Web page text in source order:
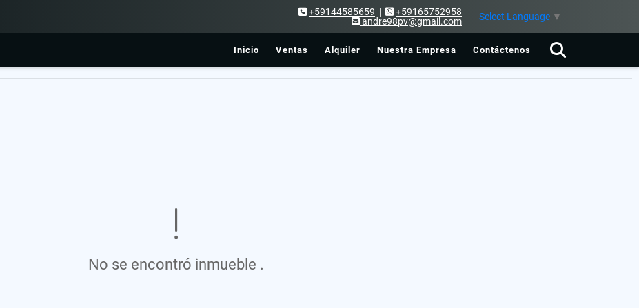
+59144585659 |
+59165752958
andre98pv@gmail.com
Select Language ▼
Inicio Ventas Alquiler Nuestra Empresa Contáctenos
No se encontró inmueble .